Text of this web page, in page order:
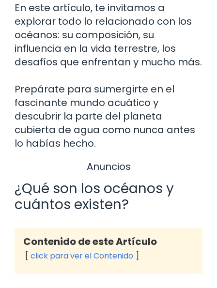
En este artículo, te invitamos a
explorar todo lo relacionado con los
océanos: su composición, su
influencia en la vida terrestre, los
desafíos que enfrentan y mucho más.
Prepárate para sumergirte en el
fascinante mundo acuático y
descubrir la parte del planeta
cubierta de agua como nunca antes
lo habías hecho.
Anuncios
¿Qué son los océanos y
cuántos existen?
Contenido de este Artículo
click para ver el Contenido